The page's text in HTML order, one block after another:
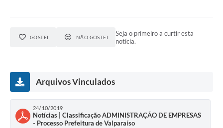
GOSTEI NÃO GOSTEI
Seja o primeiro a curtir esta
notícia.
Arquivos Vinculados
24/10/2019
Notícias | Classificação ADMINISTRAÇÃO DE EMPRESAS
- Processo Prefeitura de Valparaíso